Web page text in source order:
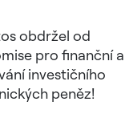
obdržel od
pro finanční a
investičního
peněz!